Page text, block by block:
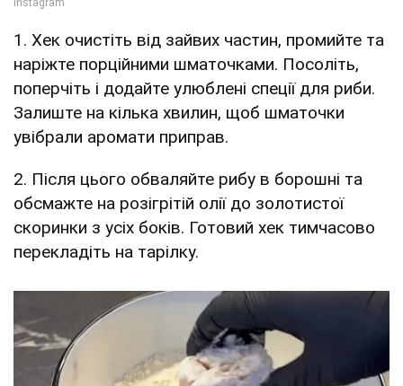
1. Хек очистіть від зайвих частин, промийте та
наріжте порційними шматочками. Посоліть,
поперчіть і додайте улюблені спеції для риби.
Залиште на кілька хвилин, щоб шматочки
увібрали аромати приправ.
2. Після цього обваляйте рибу в борошні та
обсмажте на розігрітій олії до золотистої
скоринки з усіх боків. Готовий хек тимчасово
перекладіть на тарілку.